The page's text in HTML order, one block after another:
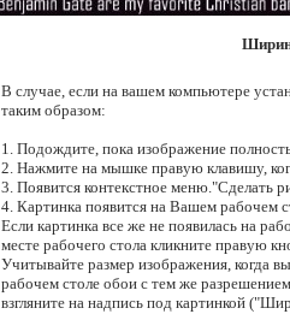
В случае, если на вашем компьютере
таким образом:
1. Подождите, пока изображение
2. Нажмите на мышке правую клавишу,
3. Появится контекстное меню."Сделать
4. Картинка появится на Вашем рабочем
Если картинка все же не появилась на
месте рабочего стола кликните правую
Учитывайте размер изображения, когда
рабочем столе обои с тем же
взгляните на надпись под картинкой